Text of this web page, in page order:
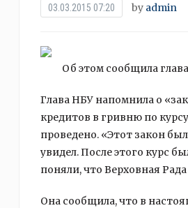
03.03.2015 07:20 by admin
Об этом сообщила
Глава НБУ напомнила о
кредитов в гривню по
проведено. «Этот закон
увидел. После этого курс
поняли, что Верховная
Она сообщила, что в